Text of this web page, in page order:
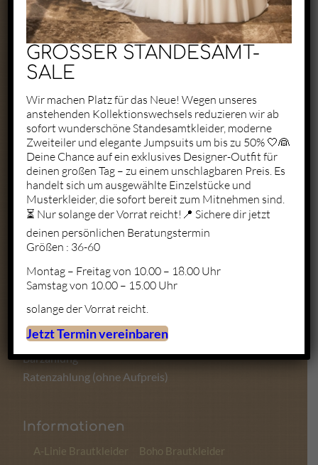
+49 1523 6721684
kontakt@perry-exclusive.de
Unsere Öffungszeiten
ganz individuell nach vorherigerTerminabsprache
Mo. – Fr.: 10:00 – 19:00
Sa.: 10:00 – 18:00
So.: Geschlossen
Zahlungsmöglichkeiten
Sofortüberweisung
Barzahlung
Ratenzahlung (ohne Aufpreis)
Informationen
A-Linie Brautkleider
Boho Brautkleider
GROSSER STANDESAMT-
SALE
Wir machen Platz für das Neue! Wegen unseres
anstehenden Kollektionswechsels reduzieren wir ab
sofort wunderschöne Standesamtkleider, moderne
Zweiteiler und elegante Jumpsuits um bis zu 50% 🤍👰
Deine Chance auf ein exklusives Designer-Outfit für
deinen großen Tag – zu einem unschlagbaren Preis. Es
handelt sich um ausgewählte Einzelstücke und
Musterkleider, die sofort bereit zum Mitnehmen sind.
⏳ Nur solange der Vorrat reicht!📍 Sichere dir jetzt
deinen persönlichen Beratungstermin
Größen : 36-60
Montag – Freitag von 10.00 – 18.00 Uhr
Samstag von 10.00 – 15.00 Uhr
solange der Vorrat reicht.
Jetzt Termin vereinbaren